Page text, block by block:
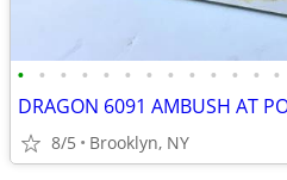
• • • • • • • • • • • • •
8/5 Brooklyn, NY